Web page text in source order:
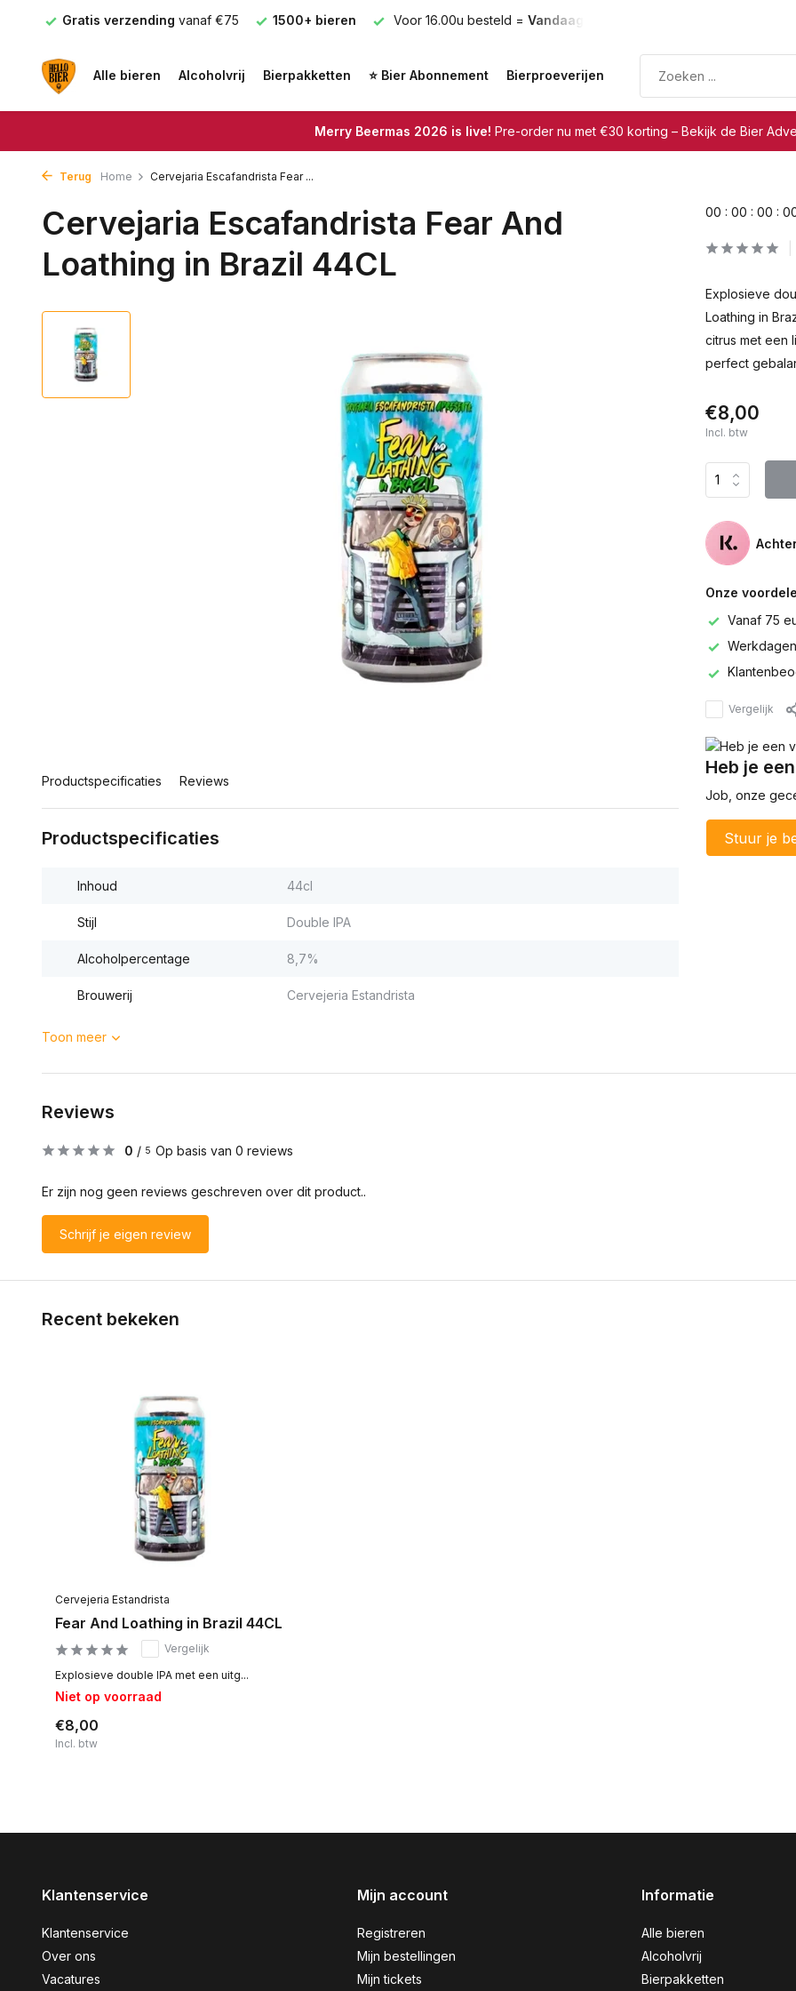
Gratis verzending vanaf €75 1500+ bieren Voor 16.00u besteld = Vandaag verzonden
Alle bieren Alcoholvrij Bierpakketten ⭐ Bier Abonnement Bierproeverijen
Merry Beermas 2026 is live! Pre-order nu met €30 korting – Bekijk de Bier
Terug Home Cervejaria Escafandrista Fear ...
Cervejaria Escafandrista Fear And
Loathing in Brazil 44CL
Productspecificaties Reviews
Productspecificaties
Inhoud 44cl
Stijl Double IPA
Alcoholpercentage 8,7%
Brouwerij Cervejeria Estandrista
Toon meer
00 : 00 : 00 : 0
Explosieve
Loathing in
citrus met een
perfect
€8,00
Incl. btw
Onze
Vanaf 75
Vergelijk
Heb je
Job, onze
Stuur je
Reviews
0 / 5 Op basis van 0 reviews
Er zijn nog geen reviews geschreven over dit product..
Schrijf je eigen review
Recent bekeken
Cervejeria Estandrista
Fear And Loathing in Brazil 44CL
Vergelijk
Explosieve double IPA met een uitg...
Niet op voorraad
€8,00
Incl. btw
Klantenservice
Klantenservice
Over ons
Vacatures
Mijn account
Registreren
Mijn bestellingen
Mijn tickets
Informatie
Alle bieren
Alcoholvrij
Bierpakketten